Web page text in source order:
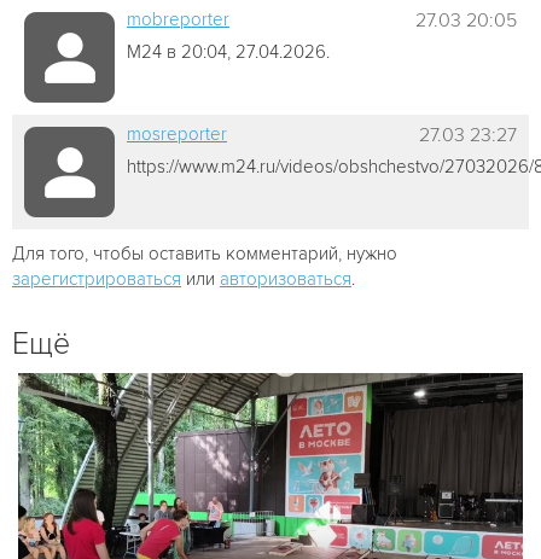
mobreporter 27.03 20:05
М24 в 20:04, 27.04.2026.
mosreporter 27.03 23:27
https://www.m24.ru/videos/obshchestvo/27032026/
Для того, чтобы оставить комментарий, нужно
зарегистрироваться или авторизоваться
Ещё